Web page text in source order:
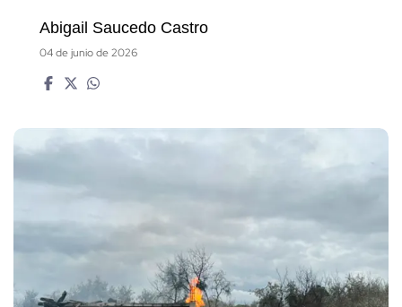
Abigail Saucedo Castro
04 de junio de 2026